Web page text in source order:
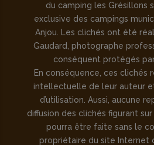
du camping les Grésillons
exclusive des campings
Anjou. Les clichés ont été
Gaudard, photographe
conséquent protégés
En conséquence, ces clichés
intellectuelle de leur auteur
d’utilisation. Aussi, aucune
diffusion des clichés figurant
pourra être faite sans le
propriétaire du site Internet